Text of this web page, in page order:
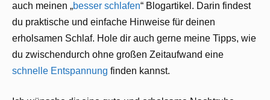
auch meinen „besser schlafen“ Blogartikel. Darin findest
du praktische und einfache Hinweise für deinen
erholsamen Schlaf. Hole dir auch gerne meine Tipps, wie
du zwischendurch ohne großen Zeitaufwand eine
schnelle Entspannung finden kannst.